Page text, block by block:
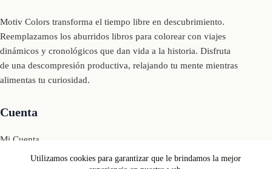
Utilizamos cookies para garantizar que le brindamos la mejor
Motiv Colors transforma el tiempo libre en descubrimiento.
Reemplazamos los aburridos libros para colorear con viajes
dinámicos y cronológicos que dan vida a la historia. Disfruta
de una descompresión productiva, relajando tu mente mientras
alimentas tu curiosidad.
Cuenta
Mi Cuenta
Mi Carrito